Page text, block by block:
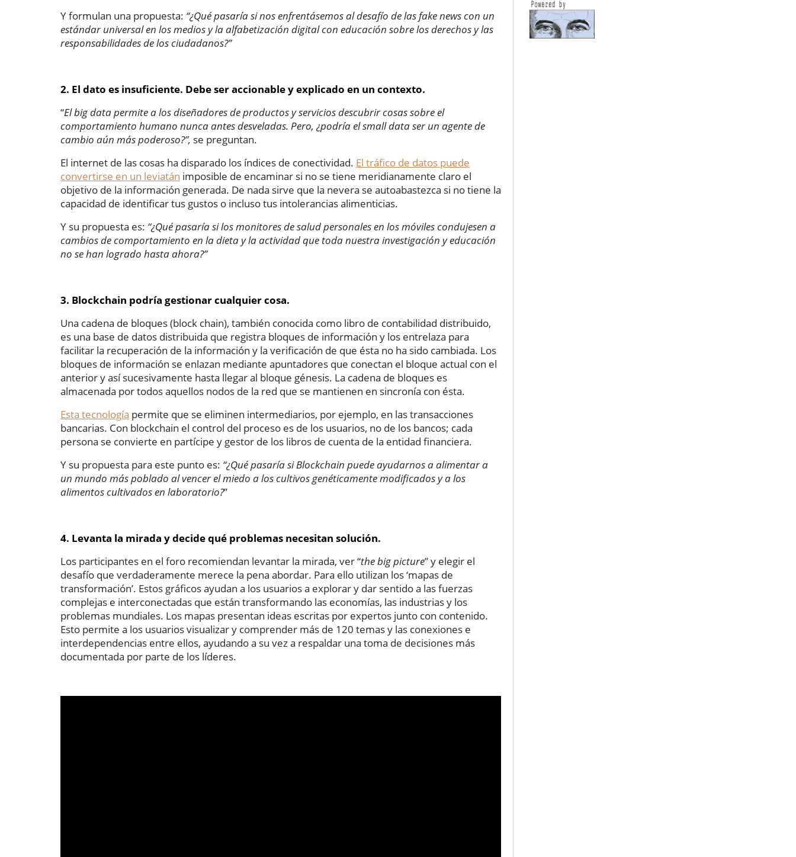
Y formulan una propuesta: “¿Qué pasaría si nos enfrentásemos al desafío de las fake news con un
estándar universal en los medios y la alfabetización digital con educación sobre los derechos y las
responsabilidades de los ciudadanos?”
2. El dato es insuficiente. Debe ser accionable y explicado en un contexto.
“El big data permite a los diseñadores de productos y servicios descubrir cosas sobre el
comportamiento humano nunca antes desveladas. Pero, ¿podría el small data ser un agente de
cambio aún más poderoso?”, se preguntan.
El internet de las cosas ha disparado los índices de conectividad. El tráfico de datos puede
convertirse en un leviatán imposible de encaminar si no se tiene meridianamente claro el
objetivo de la información generada. De nada sirve que la nevera se autoabastezca si no tiene la
capacidad de identificar tus gustos o incluso tus intolerancias alimenticias.
Y su propuesta es: “¿Qué pasaría si los monitores de salud personales en los móviles condujesen a
cambios de comportamiento en la dieta y la actividad que toda nuestra investigación y educación
no se han logrado hasta ahora?”
3. Blockchain podría gestionar cualquier cosa.
Una cadena de bloques (block chain), también conocida como libro de contabilidad distribuido,
es una base de datos distribuida que registra bloques de información y los entrelaza para
facilitar la recuperación de la información y la verificación de que ésta no ha sido cambiada. Los
bloques de información se enlazan mediante apuntadores que conectan el bloque actual con el
anterior y así sucesivamente hasta llegar al bloque génesis. La cadena de bloques es
almacenada por todos aquellos nodos de la red que se mantienen en sincronía con ésta.
Esta tecnología permite que se eliminen intermediarios, por ejemplo, en las transacciones
bancarias. Con blockchain el control del proceso es de los usuarios, no de los bancos; cada
persona se convierte en partícipe y gestor de los libros de cuenta de la entidad financiera.
Y su propuesta para este punto es: “¿Qué pasaría si Blockchain puede ayudarnos a alimentar a
un mundo más poblado al vencer el miedo a los cultivos genéticamente modificados y a los
alimentos cultivados en laboratorio?”
4. Levanta la mirada y decide qué problemas necesitan solución.
Los participantes en el foro recomiendan levantar la mirada, ver “the big picture” y elegir el
desafío que verdaderamente merece la pena abordar. Para ello utilizan los ‘mapas de
transformación’. Estos gráficos ayudan a los usuarios a explorar y dar sentido a las fuerzas
complejas e interconectadas que están transformando las economías, las industrias y los
problemas mundiales. Los mapas presentan ideas escritas por expertos junto con contenido.
Esto permite a los usuarios visualizar y comprender más de 120 temas y las conexiones e
interdependencias entre ellos, ayudando a su vez a respaldar una toma de decisiones más
documentada por parte de los líderes.